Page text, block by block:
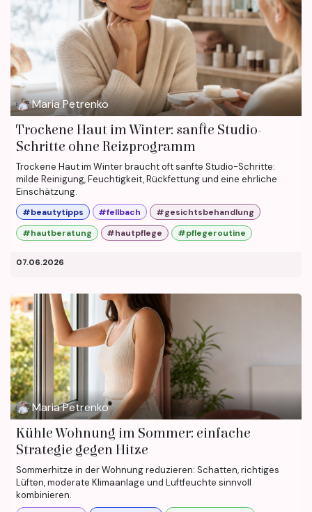
Maria Petrenko
Trockene Haut im Winter: sanfte Studio-
Schritte ohne Reizprogramm
Trockene Haut im Winter braucht oft sanfte Studio-Schritte:
milde Reinigung, Feuchtigkeit, Rückfettung und eine ehrliche
Einschätzung.
#beautytipps #fellbach
#gesichtsbehandlung
#hautberatung
#hautpflege #pflegeroutine
07.06.2026
Maria Petrenko
Kühle Wohnung im Sommer: einfache
Strategie gegen Hitze
Sommerhitze in der Wohnung reduzieren: Schatten, richtiges
Lüften, moderate Klimaanlage und Luftfeuchte sinnvoll
kombinieren.